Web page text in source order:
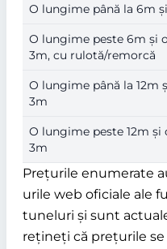
O lungime până la 6m
O lungime peste 6m și
3m, cu rulotă/remorcă
O lungime până la 12m
3m
O lungime peste 12m
3m
Prețurile enumerate
urile web oficiale ale
tuneluri și sunt
rețineți că prețurile